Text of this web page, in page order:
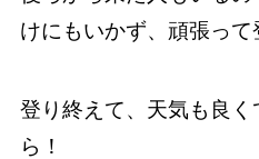
けにもいかず、頑張って
登り終えて、天気も良
ら！